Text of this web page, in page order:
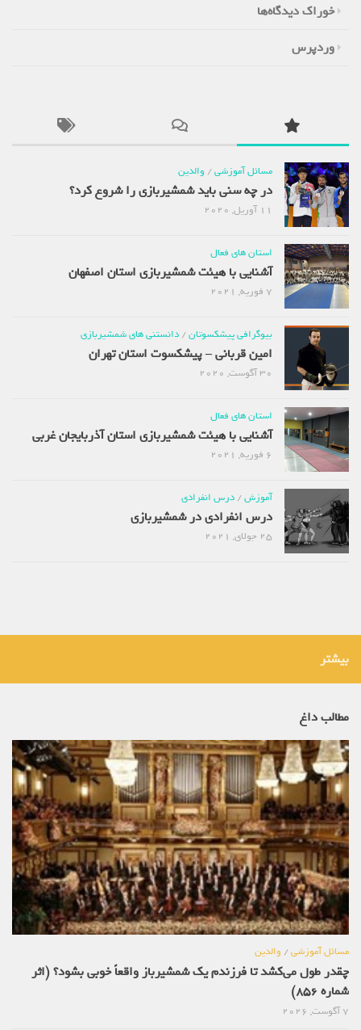
خوراک دیدگاه‌ها
وردپرس
مسائل آموزشی/والدین
در چه سنی باید شمشیربازی را شروع کرد؟
استان های فعال
آشنایی با هیئت شمشیربازی استان اصفهان
بیوگرافی پیشکسوتان/دانستنی های شمشیربازی
امین قربانی – پیشکسوت استان تهران
استان های فعال
آشنایی با هیئت شمشیربازی استان آذربایجان غربی
آموزش/درس انفرادی
درس انفرادی در شمشیربازی
بیشتر
مطالب داغ
مسائل آموزشی/والدین
چقدر طول می‌کشد تا فرزندم یک شمشیرباز واقعاً خوبی بشود؟ (اثر
شماره 856)